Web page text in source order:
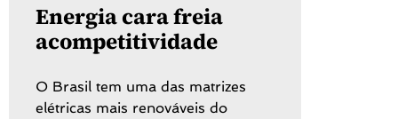
Energia cara freia
acompetitividade
O Brasil tem uma das matrizes
elétricas mais renováveis do